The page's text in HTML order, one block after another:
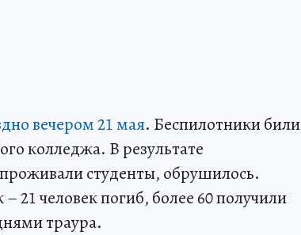
вечером 21 мая. Беспилотники били
колледжа. В результате
студенты, обрушилось.
21 человек погиб, более 60 получили
траура.